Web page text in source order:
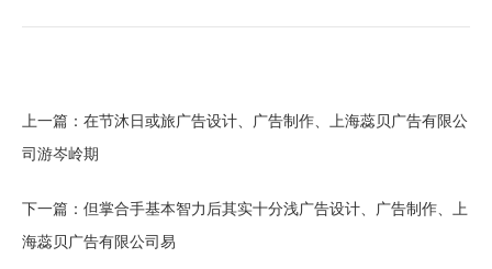
上一篇： 在节沐日或旅广告设计、广告制作、上海蕊贝广告有限公
司游岑岭期
下一篇： 但掌合手基本智力后其实十分浅广告设计、广告制作、上
海蕊贝广告有限公司易